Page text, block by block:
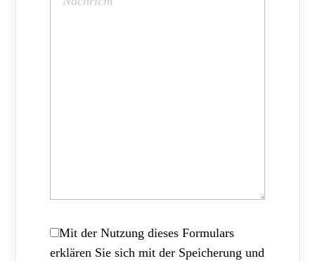
Mit der Nutzung dieses Formulars
erklären Sie sich mit der Speicherung und